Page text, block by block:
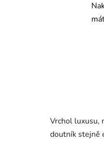
Vrchol luxusu,
doutník stejně